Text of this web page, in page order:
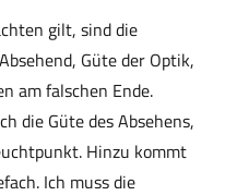
gilt, sind die
Güte der Optik,
am falschen Ende.
die Güte des Absehens,
Hinzu kommt
Ich muss die